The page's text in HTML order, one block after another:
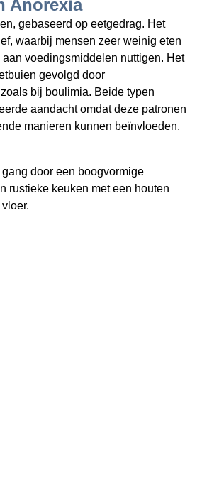
Anorexia
gebaseerd op eetgedrag. Het
waarbij mensen zeer weinig eten
voedingsmiddelen nuttigen. Het
gevolgd door
bij boulimia. Beide typen
aandacht omdat deze patronen
manieren kunnen beïnvloeden.